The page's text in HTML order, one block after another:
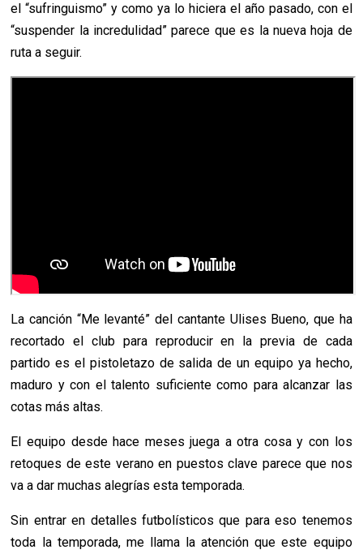
el “sufringuismo” y como ya lo hiciera el año pasado, con el
“suspender la incredulidad” parece que es la nueva hoja de
ruta a seguir.
La canción “Me levanté” del cantante Ulises Bueno, que ha
recortado el club para reproducir en la previa de cada
partido es el pistoletazo de salida de un equipo ya hecho,
maduro y con el talento suficiente como para alcanzar las
cotas más altas.
El equipo desde hace meses juega a otra cosa y con los
retoques de este verano en puestos clave parece que nos
va a dar muchas alegrías esta temporada.
Sin entrar en detalles futbolísticos que para eso tenemos
toda la temporada, me llama la atención que este equipo